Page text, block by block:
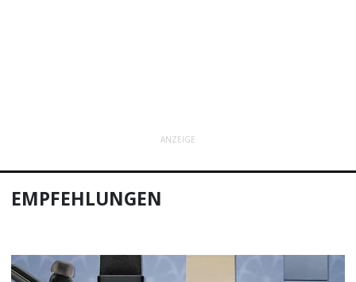
ANZEIGE
EMPFEHLUNGEN